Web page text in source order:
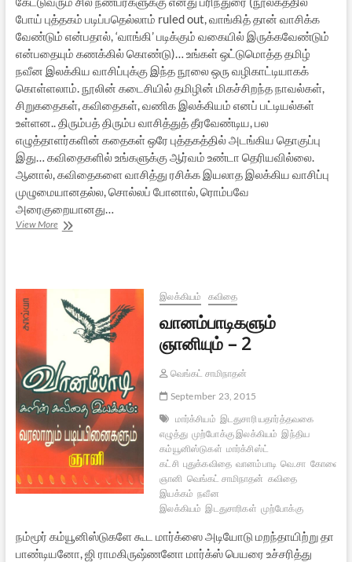
போய் புத்தகம் படிப்பதெல்லாம் ruled out, வாங்கித் தான் வாசிக்க
வேண்டும் என்பதால், ‘வாங்கி’ படிக்கும் வகையில் இருக்கவேண்டும்
என்பதையும் கணக்கில் கொண்டு)… உங்கள் ஒட்டுமொத்த தமிழ்
நவீன இலக்கிய வாசிப்புக்கு இந்த நூலை ஒரு வழிகாட்டியாகக்
கொள்ளலாம். நூலின் கடைசியில் தமிழின் மிகச்சிறந்த நாவல்கள்,
சிறுகதைகள், கவிதைகள், வணிக இலக்கியம் எனப் பட்டியல்கள்
உள்ளன.. திரும்பத் திரும்ப வாசித்துத் தீரவேண்டிய, பல
எழுத்தாளர்களின் கதைகள் ஒரே புத்தகத்தில் அடங்கிய தொகுப்பு
இது… கவிதைகளில் உங்களுக்கு ஆர்வம் உண்டா தெரியவில்லை.
ஆனால், கவிதைகளை வாசித்து ரசிக்க இயலாத இலக்கிய வாசிப்பு
முழுமையானதல்ல, சொல்லப் போனால், ரொம்பவே
அரைகுறையானது…
View Moreதமிழ்
இலக்கியம்
கவிதை
வானம்பாடிகளும்
ஞானியும் – 2
வெங்கட் சாமிநாதன்
September 23, 2015
மார்க்சியம் இடதுசாரி யதார்த்தவகை
எழுத்து முற்போக்கு இலக்கியம் இந்திய
கம்யூனிஸ்டுகள் மார்க்சிஸ்ட்
கட்சி புதுக்கவிதை வானம்பாடி வெ.சா கோவை
ஞானி வெங்கட் சாமிநாதன் கவிதை
இயக்கம் நவீன
இலக்கியம் இடதுசாரிகள் முற்போக்கு
நம்மூர் கம்யூனிஸ்டுகளே கூட மார்க்ஸை அடியோடு மறந்தாயிற்று தா
பாண்டியனோ, ஜி ராமகிருஷ்ணனோ மார்க்ஸ் பெயரை உச்சரித்து